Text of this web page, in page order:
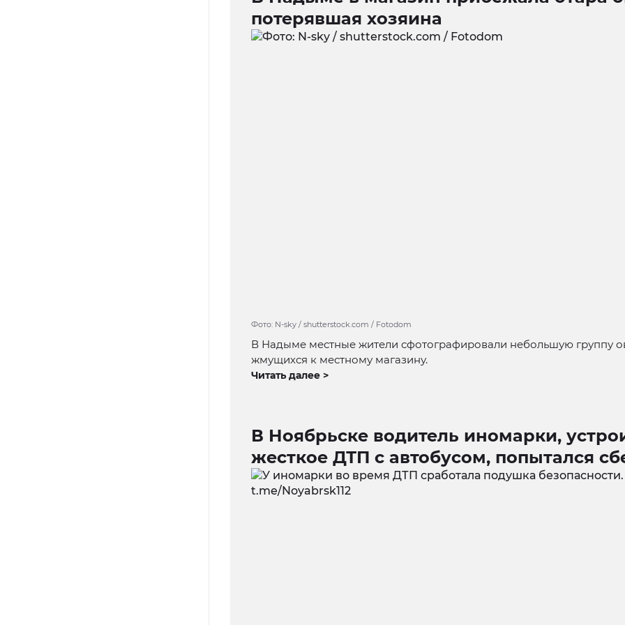
потерявшая хозяина
Фото: N-sky / shutterstock.com / Fotodom
В Надыме местные жители сфотографировали небольшую группу
жмущихся к местному магазину.
Читать далее >
В Ноябрьске водитель иномарки,
жесткое ДТП с автобусом, попытался